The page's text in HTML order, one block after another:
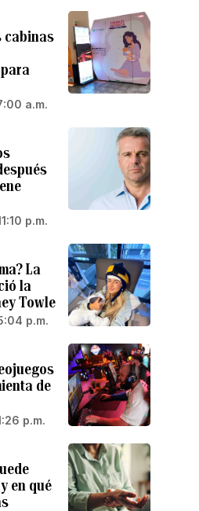
cabinas
a.m.
p.m.
La
la
Towle
p.m.
de
p.m.
en qué